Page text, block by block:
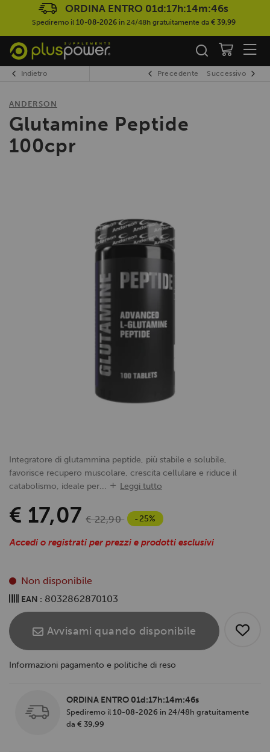
ORDINA ENTRO 01d:17h:14m:45s
Spediremo il 10-08-2026in 24/48h gratuitamente da € 39,99
Indietro Precedente Successivo
ANDERSON
Glutamine Peptide
100cpr
Integratore di glutammina peptide, più stabile e solubile,
favorisce recupero muscolare, crescita cellulare e riduce il
catabolismo, ideale per...
Leggi tutto
€ 17,07 € 22,90 -25%
Accedi o registrati per prezzi e prodotti esclusivi
Non disponibile
EAN : 8032862870103
Avvisami quando disponibile
Informazioni pagamento e politiche di reso
ORDINA ENTRO 01d:17h:14m:45s
Spediremo il 10-08-2026 in 24/48h gratuitamente
da € 39,99